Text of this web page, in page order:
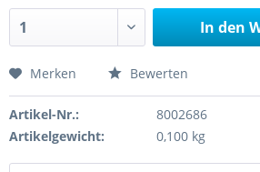
In den
Merken Bewerten
Artikel-Nr.:
8002686
Artikelgewicht:
0,100 kg